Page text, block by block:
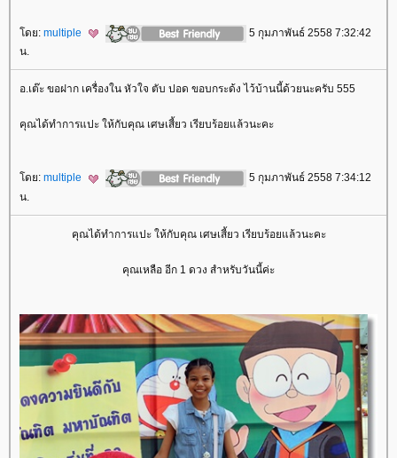
ดย: multiple
5 กุมภาพันธ์ 2558 7:32:42
น.
อ.เต๊ะ ขอฝาก เครื่องใน หัวใจ ตับ ปอด ขอบกระด้ง ไว้บ้านนี้ด้วยนะครับ 555
คุณได้ทำการแปะ ให้กับคุณ เศษเสี้ยว เรียบร้อยแล้วนะคะ
ดย: multiple
5 กุมภาพันธ์ 2558 7:34:12
น.
คุณได้ทำการแปะ ให้กับคุณ เศษเสี้ยว เรียบร้อยแล้วนะคะ
คุณเหลือ อีก 1 ดวง สำหรับวันนี้ค่ะ